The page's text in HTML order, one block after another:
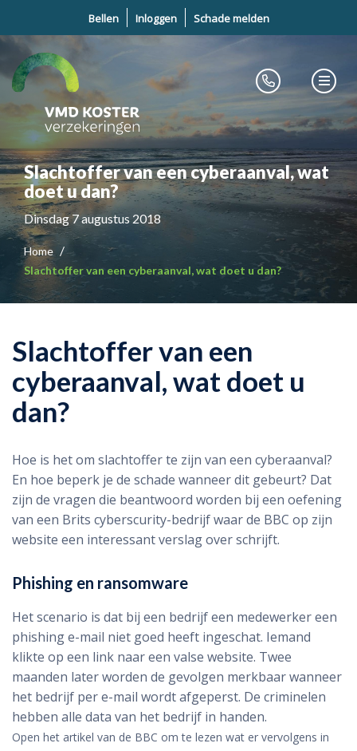
Bellen Inloggen Schade melden
Slachtoffer van een cyberaanval, wat
doet u dan?
Dinsdag 7 augustus 2018
Home
Slachtoffer van een cyberaanval, wat doet u dan?
Slachtoffer van een
cyberaanval, wat doet u
dan?
Hoe is het om slachtoffer te zijn van een cyberaanval?
En hoe beperk je de schade wanneer dit gebeurt? Dat
zijn de vragen die beantwoord worden bij een oefening
van een Brits cyberscurity-bedrijf waar de BBC op zijn
website een interessant verslag over schrijft.
Phishing en ransomware
Het scenario is dat bij een bedrijf een medewerker een
phishing e-mail niet goed heeft ingeschat. Iemand
klikte op een link naar een valse website. Twee
maanden later worden de gevolgen merkbaar wanneer
het bedrijf per e-mail wordt afgeperst. De criminelen
hebben alle data van het bedrijf in handen.
Open het artikel van de BBC om te lezen wat er vervolgens in